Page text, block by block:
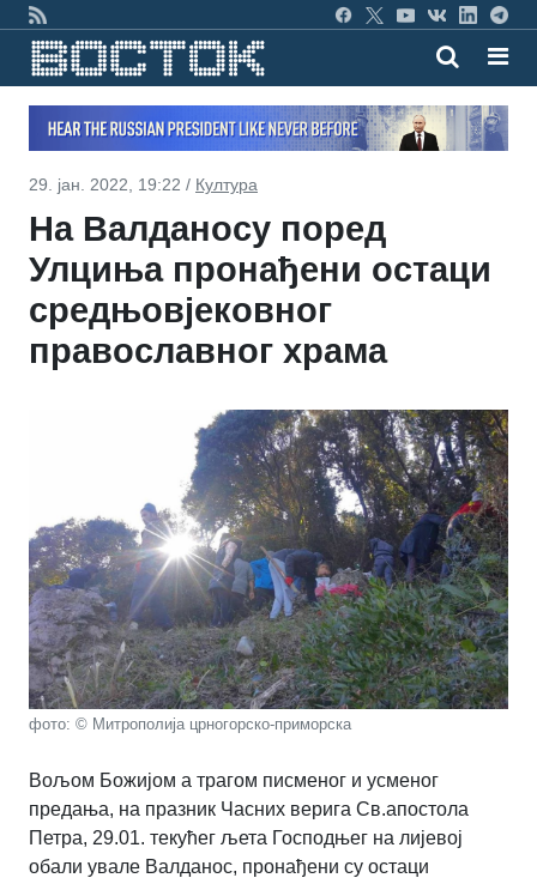
29. јан. 2022, 19:22 / Култура
На Валданосу поред
Улциња пронађени остаци
средњовјековног
православног храма
фото: © Митрополија црногорско-приморска
Вољом Божијом а трагом писменог и усменог
предања, на празник Часних верига Св.апостола
Петра, 29.01. текућег љета Господњег на лијевој
обали увале Валданос, пронађени су остаци